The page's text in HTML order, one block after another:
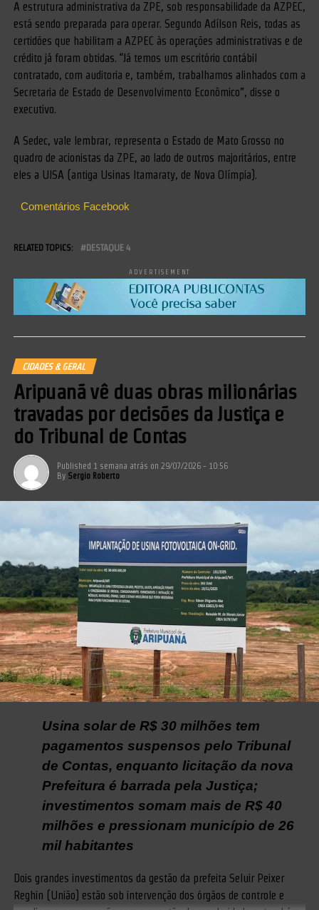
A estrutura administrativa da ZPE, sob responsabilidade da AZPEC,
está sendo preparada para operar. Segundo Adílson Reis, todas as
certidões que habilitam a AZPEC às operações administrativas e de
crédito já foram obtidas. “Já temos um escritório contábil
contratado, com auditoria e, também, trabalhamos alinhados com a
Secretaria de Estado de Desenvolvimento Econômico”, disse o
executivo.
A Sedec, vale lembrar, representa o Estado de Mato Grosso no
quadro de acionistas da ZPE, ao lado de outros majoritários, entre
eles a UISA (antiga Usinas Itamaraty, de Nova Olímpia).
Comentários Facebook
RELATED TOPICS: DESTAQUE 4
ADVERTISEMENT
CIDADES & GERAL
Aripuanã vê duas obras milionárias
travadas por decisões da Justiça e
do Tribunal de Contas
Published 1 semana atrás on 29/07/2026 - 10:56
By Sergio Roberto
Usina solar de R$ 30 milhões tem
pagamentos suspensos pelo Tribunal
de Contas, enquanto licitação da nova
Prefeitura é barrada pela Justiça;
investimentos somam mais de R$ 40
milhões e pressionam município de 26
mil habitantes
Dois grandes investimentos da gestão da prefeita Seluir Peixer
Reghin (União) estão sob intervenção dos órgãos de controle e